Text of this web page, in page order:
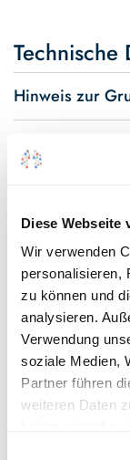
Diese Webseite
Wir verwenden
personalisieren,
zu können und
analysieren.
Verwendung
soziale Medien,
Partner führen
weiteren Daten
Technische
Hinweis zur
Hinweis zur
Passende